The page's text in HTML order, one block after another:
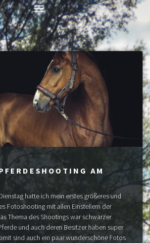
AM S
hatte ich mein erstes größeres und
Fotoshooting mit allen Einstellern der
Thema des Shootings war schwarzer
und auch deren Besitzer haben super
sind auch ein paar wunderschöne Fotos